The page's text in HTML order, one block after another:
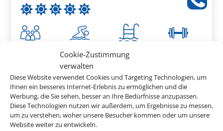
Cookie-Zustimmung
verwalten
Diese Website verwendet Cookies und Targeting Technologien, um
Ihnen ein besseres Internet-Erlebnis zu ermöglichen und die
Werbung, die Sie sehen, besser an Ihre Bedürfnisse anzupassen.
Diese Technologien nutzen wir außerdem, um Ergebnisse zu messen,
um zu verstehen, woher unsere Besucher kommen oder um unsere
Website weiter zu entwickeln.
747 €
Quinta dos Poetas
Olhão, Algarve